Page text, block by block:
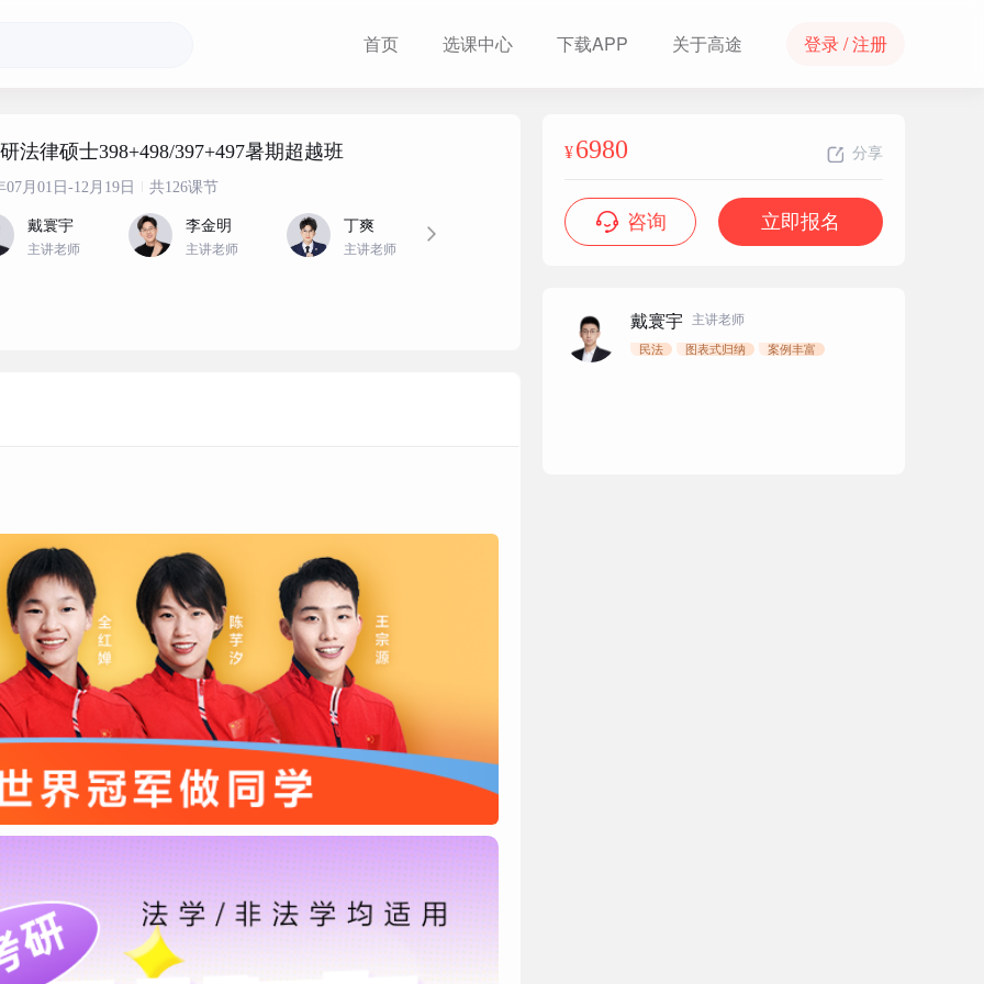
首页 选课中心 下载APP 关于高途 登录 / 注册
法律硕士398+498/397+497暑期超越班
07月01日-12月19日 共126课节
戴寰宇
主讲老师
李金明
主讲老师
丁爽
主讲老师
张小余
主讲老师
赵逸凡
主讲老师
¥6980 分享
咨询 立即报名
戴寰宇 主讲老师
民法 图表式归纳 案例丰富